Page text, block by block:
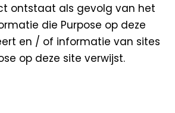
ontstaat als gevolg van het
die Purpose op deze
en / of informatie van sites
op deze site verwijst.